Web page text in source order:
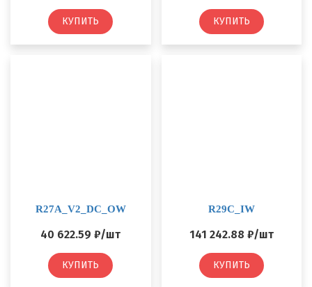
КУПИТЬ КУПИТЬ
R27A_V2_DC_OW
40 622.59 ₽/шт
КУПИТЬ
R29C_IW
141 242.88 ₽/шт
КУПИТЬ